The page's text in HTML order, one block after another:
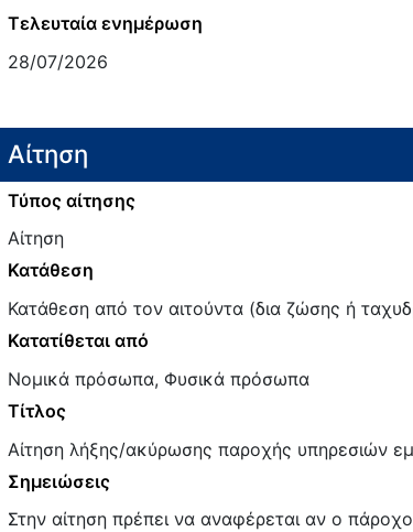
Τελευταία ενημέρωση
28/07/2026
Αίτηση
Τύπος αίτησης
Αίτηση
Κατάθεση
Κατάθεση από τον αιτούντα (δια ζώσης ή
Κατατίθεται από
Νομικά πρόσωπα, Φυσικά πρόσωπα
Τίτλος
Αίτηση λήξης/ακύρωσης παροχής υπηρεσιών
Σημειώσεις
Στην αίτηση πρέπει να αναφέρεται αν ο